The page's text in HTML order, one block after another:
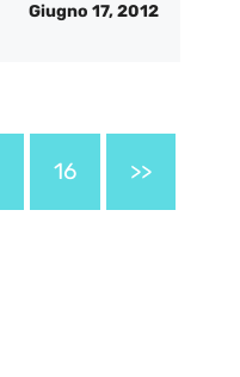
Giugno 17, 2012
16 >>